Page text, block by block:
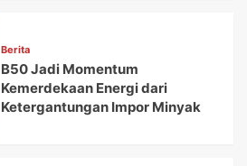
Berita
B50 Jadi Momentum
Kemerdekaan Energi dari
Ketergantungan Impor Minyak